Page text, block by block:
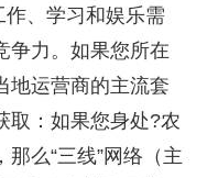
、学习和娱乐需
争力。如果您所在
地运营商的主流套
取：如果您身处?农
么“三线”网络（主